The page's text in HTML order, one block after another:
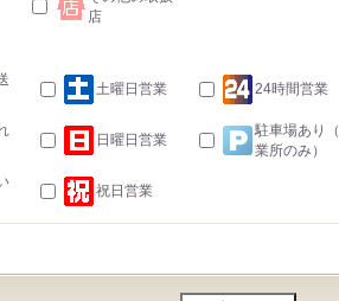
店
土曜日営業 24時間営業
日曜日営業
駐車場あり
業所のみ）
祝日営業